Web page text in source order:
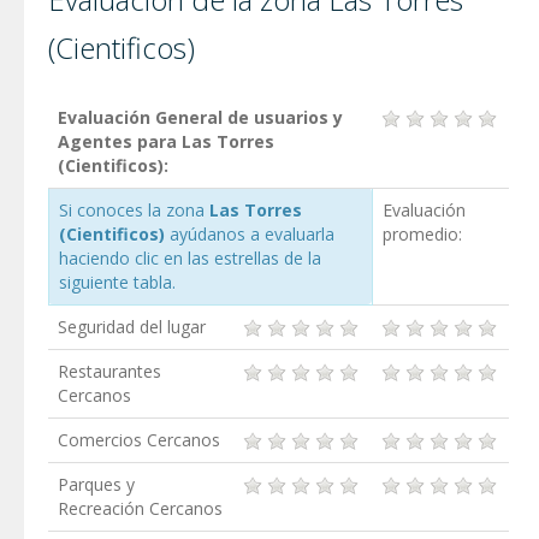
(Cientificos)
Evaluación General de usuarios y
Agentes para Las Torres
(Cientificos):
Si conoces la zona Las Torres
(Cientificos) ayúdanos a evaluarla
haciendo clic en las estrellas de la
siguiente tabla.
Evaluación
promedio:
Seguridad del lugar
Restaurantes
Cercanos
Comercios Cercanos
Parques y
Recreación Cercanos